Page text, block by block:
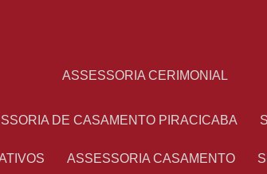
ASSESSORIA CERIMONIAL
DE CASAMENTO PIRACICABA
ASSESSORIA CASAMENTO